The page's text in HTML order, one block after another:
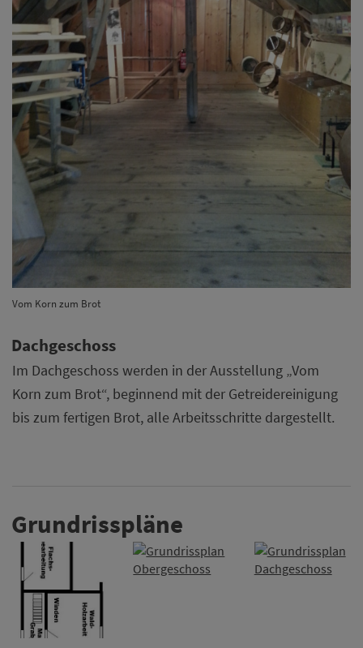
Vom Korn zum Brot
Dachgeschoss
Im Dachgeschoss werden in der Ausstellung „Vom
Korn zum Brot“, beginnend mit der Getreidereinigung
bis zum fertigen Brot, alle Arbeitsschritte dargestellt.
Grundrisspläne